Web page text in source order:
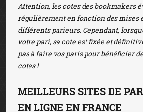
Attention, les cotes des bookmakers
régulièrement en fonction des mises
différents parieurs. Cependant,
votre pari, sa cote est fixée et
pas à faire vos paris pour bénéficier
cotes !
MEILLEURS SITES DE
EN LIGNE EN FRANCE